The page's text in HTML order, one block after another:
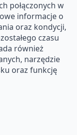
połączonych w
informacje o
oraz kondycji,
czasu
również
narzędzie
oraz funkcję